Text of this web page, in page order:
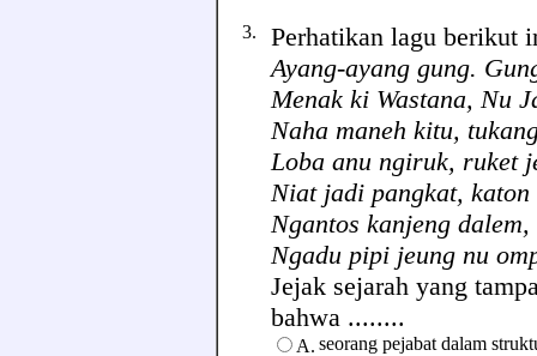
3. Perhatikan lagu berikut
Ayang-ayang gung.
Menak ki Wastana, Nu
Naha maneh kitu,
Loba anu ngiruk, ruket
Niat jadi pangkat, katon
Ngantos kanjeng
Ngadu pipi jeung nu
Jejak sejarah yang
bahwa ........
A. seorang pejabat dalam